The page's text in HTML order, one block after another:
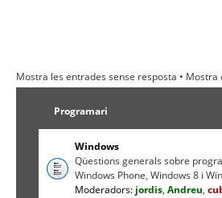
Mostra les entrades sense resposta • Mostra
Programari
Windows
Qüestions generals sobre
Windows Phone, Windows 8 i
Moderadors: jordis,Andreu,